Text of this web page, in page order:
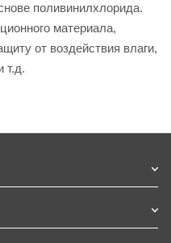
поливинилхлорида.
материала,
от воздействия влаги,
т.д.